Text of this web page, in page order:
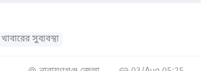
খাবারের সুব্যবস্থা